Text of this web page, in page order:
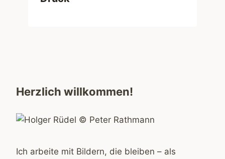
Herzlich willkommen!
Ich arbeite mit Bildern, die bleiben – als